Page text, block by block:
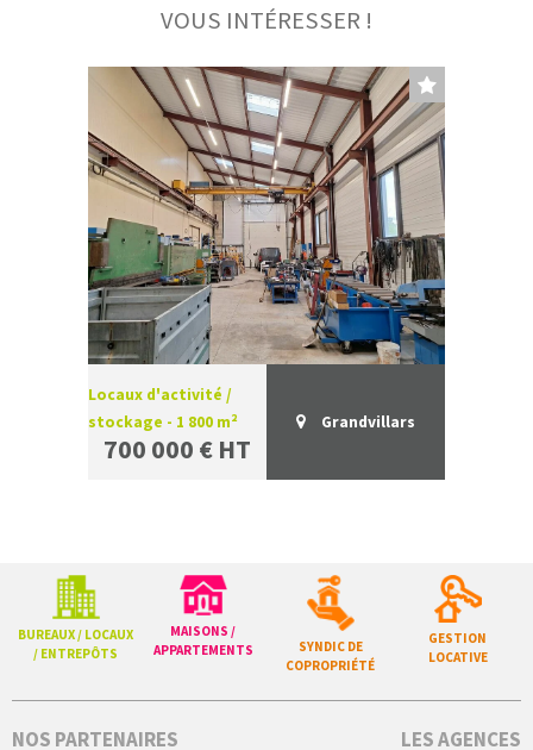
VOUS INTÉRESSER !
Locaux d'activité /
stockage - 1 800 m²
700 000 € HT
Grandvillars
BUREAUX / LOCAUX
/ ENTREPÔTS
MAISONS /
APPARTEMENTS
SYNDIC DE
COPROPRIÉTÉ
GESTION
LOCATIVE
NOS PARTENAIRES LES AGENCES